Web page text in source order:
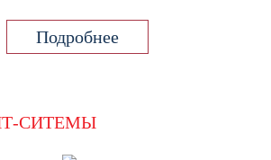
Подробнее
СИТЕМЫ